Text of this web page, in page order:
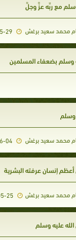
مع ربِّه عزَّ وجلَّ
محمد سعيد برغش
وسلم بضعفاء المسلمين
وسلم
محمد سعيد برغش
إنسان عرفته البشرية
محمد سعيد برغش
عليه وسلم